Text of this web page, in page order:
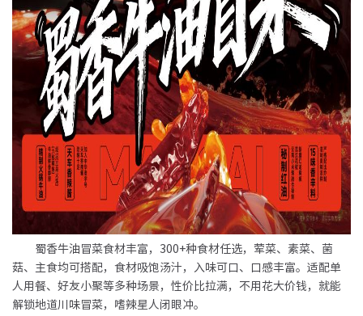
蜀香牛油冒菜食材丰富，300+种食材任选，荤菜、素菜、菌
菇、主食均可搭配，食材吸饱汤汁，入味可口、口感丰富。适配单
人用餐、好友小聚等多种场景，性价比拉满，不用花大价钱，就能
解锁地道川味冒菜，嗜辣星人闭眼冲。